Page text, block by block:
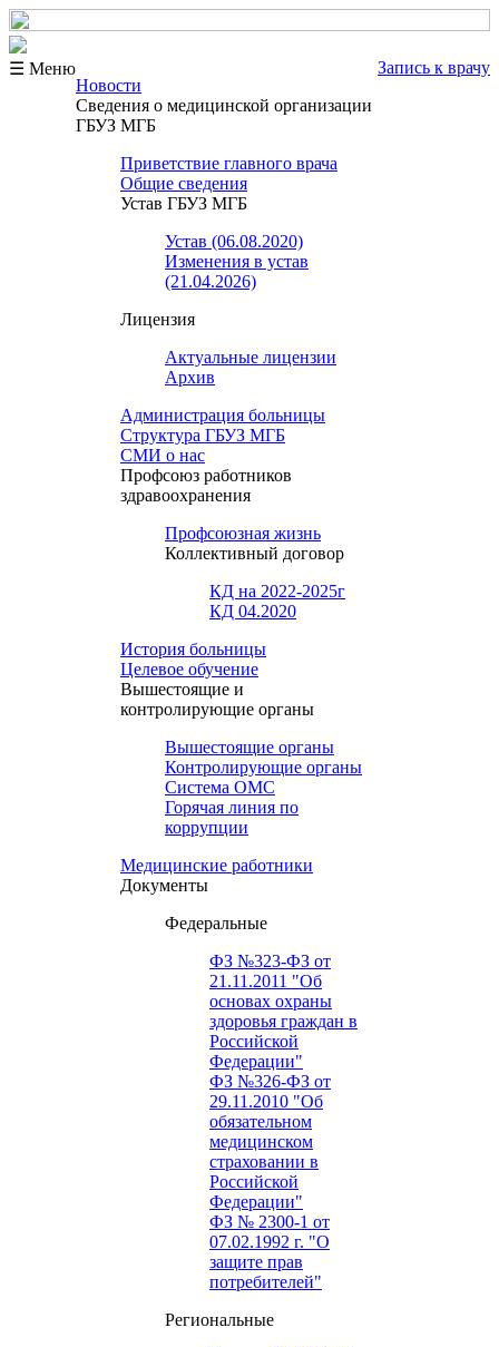
☰ Меню
Запись к врачу
Новости
Сведения о медицинской организации
ГБУЗ МГБ
Приветствие главного врача
Общие сведения
Устав ГБУЗ МГБ
Устав (06.08.2020)
Изменения в устав
(21.04.2026)
Лицензия
Актуальные лицензии
Архив
Администрация больницы
Структура ГБУЗ МГБ
СМИ о нас
Профсоюз работников
здравоохранения
Профсоюзная жизнь
Коллективный договор
КД на 2022-2025г
КД 04.2020
История больницы
Целевое обучение
Вышестоящие и
контролирующие органы
Вышестоящие органы
Контролирующие органы
Система ОМС
Горячая линия по
коррупции
Медицинские работники
Документы
Федеральные
ФЗ №323-ФЗ от
21.11.2011 "Об
основах охраны
здоровья граждан в
Российской
Федерации"
ФЗ №326-ФЗ от
29.11.2010 "Об
обязательном
медицинском
страховании в
Российской
Федерации"
ФЗ № 2300-1 от
07.02.1992 г. "О
защите прав
потребителей"
Региональные